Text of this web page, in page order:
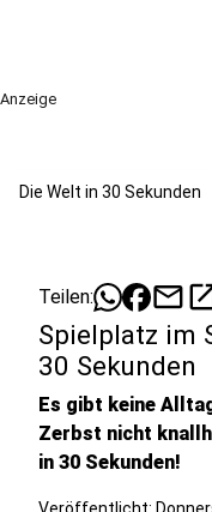
Anzeige
Die Welt in 30 Sekunden
Teilen: mail
Spielplatz im
30 Sekunden
Es gibt keine
Zerbst nicht
in 30 Sekunden!